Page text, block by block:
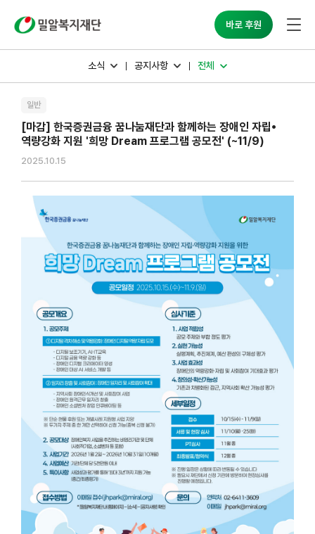
바로 후원
소식 공지사항 전체
일반
[마감] 한국증권금융 꿈나눔재단과 함께하는 장애인 자립⦁
역량강화 지원 '희망 Dream 프로그램 공모전' (~11/9)
2025.10.15